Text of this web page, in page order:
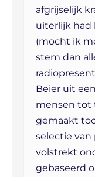
afgrijselijk
uiterlijk had
(mocht ik
stem dan
Beier uit
mensen tot
gemaakt
selectie van
volstrekt
gebaseerd